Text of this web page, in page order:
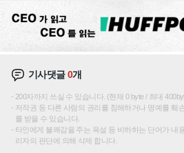
기사댓글0개
200자까지 쓰실 수 있습니다. (현재 0 byte / 최대
저작권 등 다른 사람의 권리를 침해하거나 명예를 훼
를 받을 수 있습니다.
타인에게 불쾌감을 주는 욕설 등 비하하는 단어가 내
리자의 판단에 의해 삭제 합니다.